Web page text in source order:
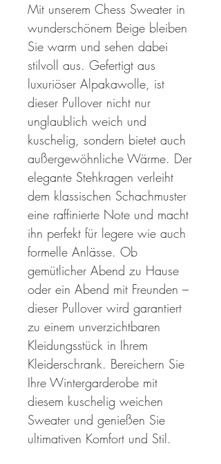
Mit unserem Chess Sweater in
wunderschönem Beige bleiben
Sie warm und sehen dabei
stilvoll aus. Gefertigt aus
luxuriöser Alpakawolle, ist
dieser Pullover nicht nur
unglaublich weich und
kuschelig, sondern bietet auch
außergewöhnliche Wärme. Der
elegante Stehkragen verleiht
dem klassischen Schachmuster
eine raffinierte Note und macht
ihn perfekt für legere wie auch
formelle Anlässe. Ob
gemütlicher Abend zu Hause
oder ein Abend mit Freunden –
dieser Pullover wird garantiert
zu einem unverzichtbaren
Kleidungsstück in Ihrem
Kleiderschrank. Bereichern Sie
Ihre Wintergarderobe mit
diesem kuschelig weichen
Sweater und genießen Sie
ultimativen Komfort und Stil.